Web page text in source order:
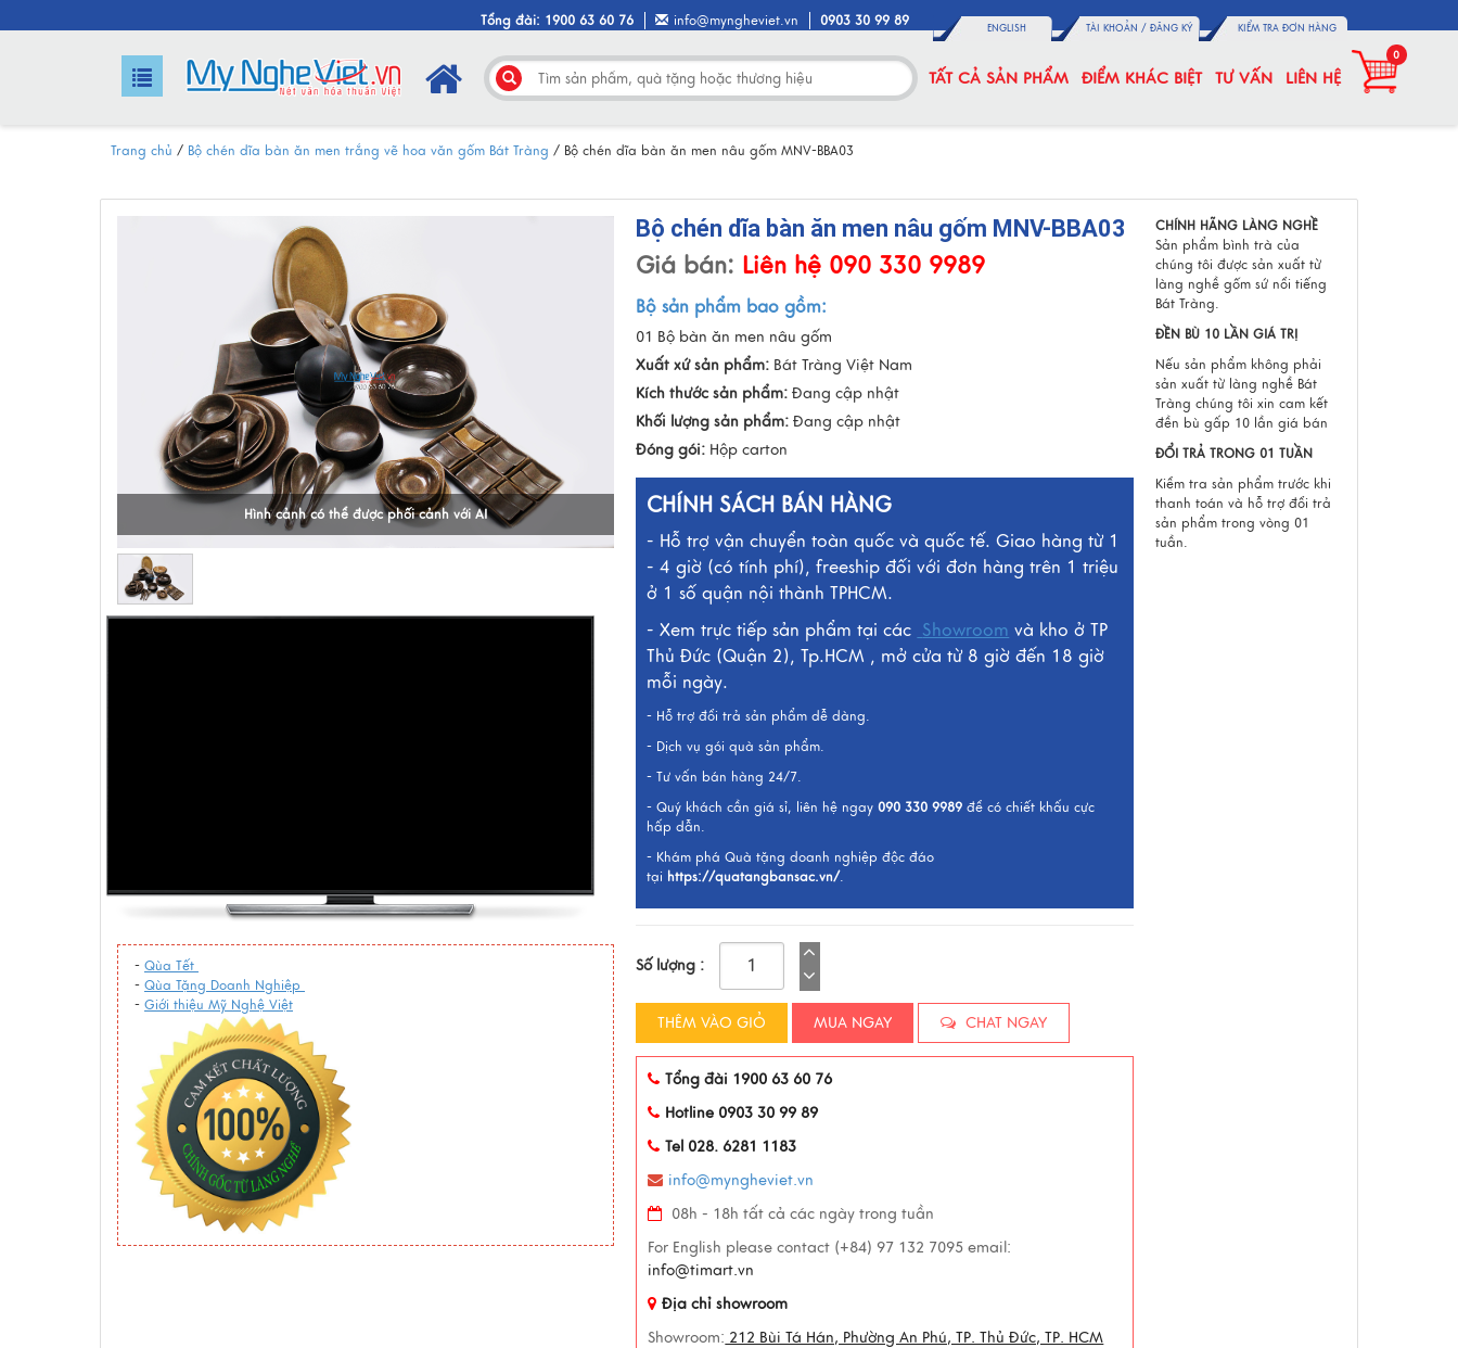
Tổng đài: 1900 63 60 76 info@myngheviet.vn 0903 30 99 89 ENGLISH TÀI KHOẢN / ĐĂNG KÝ KIỂM TRA ĐƠN HÀNG
TẤT CẢ SẢN PHẨM ĐIỂM KHÁC BIỆT TƯ VẤN LIÊN HỆ
0
Trang chủ / Bộ chén dĩa bàn ăn men trắng vẽ hoa văn gốm Bát Tràng / Bộ chén dĩa bàn ăn men nâu gốm MNV-BBA03
Hình cảnh có thể được phối cảnh với AI
- Qùa Tết
- Qùa Tặng Doanh Nghiệp
- Giới thiệu Mỹ Nghệ Việt
Bộ chén dĩa bàn ăn men nâu gốm MNV-BBA03
Giá bán: Liên hệ 090 330 9989
Bộ sản phẩm bao gồm:
01 Bộ bàn ăn men nâu gốm
Xuất xứ sản phẩm: Bát Tràng Việt Nam
Kích thước sản phẩm: Đang cập nhật
Khối lượng sản phẩm: Đang cập nhật
Đóng gói: Hộp carton
CHÍNH SÁCH BÁN HÀNG
- Hỗ trợ vận chuyển toàn quốc và quốc tế. Giao hàng từ 1
- 4 giờ (có tính phí), freeship đối với đơn hàng trên 1 triệu
ở 1 số quận nội thành TPHCM.
- Xem trực tiếp sản phẩm tại các Showroom và kho ở TP
Thủ Đức (Quận 2), Tp.HCM , mở cửa từ 8 giờ đến 18 giờ
mỗi ngày.
- Hỗ trợ đổi trả sản phẩm dễ dàng.
- Dịch vụ gói quà sản phẩm.
- Tư vấn bán hàng 24/7.
- Quý khách cần giá sỉ, liên hệ ngay090 330 9989 để có chiết khấu cực
hấp dẫn.
- Khám phá Quà tặng doanh nghiệp độc đáo
tại https://quatangbansac.vn/.
Số lượng :
THÊM VÀO GIỎ MUA NGAY CHAT NGAY
Tổng đài 1900 63 60 76
Hotline 0903 30 99 89
Tel 028. 6281 1183
info@myngheviet.vn
08h - 18h tất cả các ngày trong tuần
For English please contact (+84) 97 132 7095 email:
info@timart.vn
Địa chỉ showroom
Showroom: 212 Bùi Tá Hán, Phường An Phú, TP. Thủ Đức, TP. HCM
CHÍNH HÃNG LÀNG NGHỀ
Sản phẩm bình trà của
chúng tôi được sản xuất từ
làng nghề gốm sứ nổi tiếng
Bát Tràng.
ĐỀN BÙ 10 LẦN GIÁ TRỊ
Nếu sản phẩm không phải
sản xuất từ làng nghề Bát
Tràng chúng tôi xin cam kết
đền bù gấp 10 lần giá bán
ĐỔI TRẢ TRONG 01 TUẦN
Kiểm tra sản phẩm trước khi
thanh toán và hỗ trợ đổi trả
sản phẩm trong vòng 01
tuần.